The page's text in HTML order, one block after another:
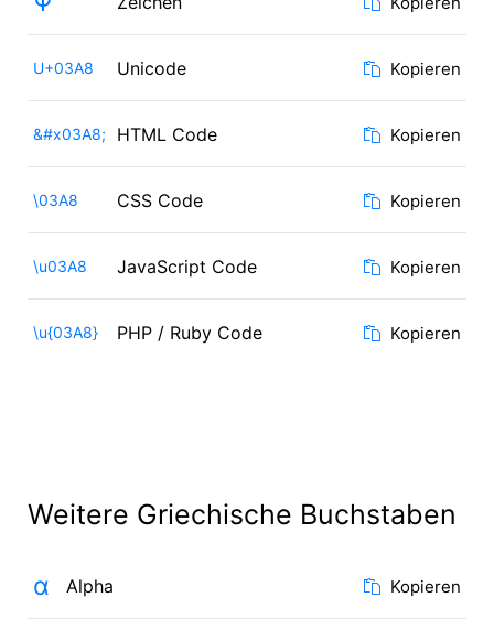
U+03A8 Unicode Kopieren
&#x03A8; HTML Code Kopieren
\03A8 CSS Code Kopieren
\u03A8 JavaScript Code Kopieren
\u{03A8} PHP / Ruby Code Kopieren
Weitere Griechische Buchstaben
α Alpha Kopieren